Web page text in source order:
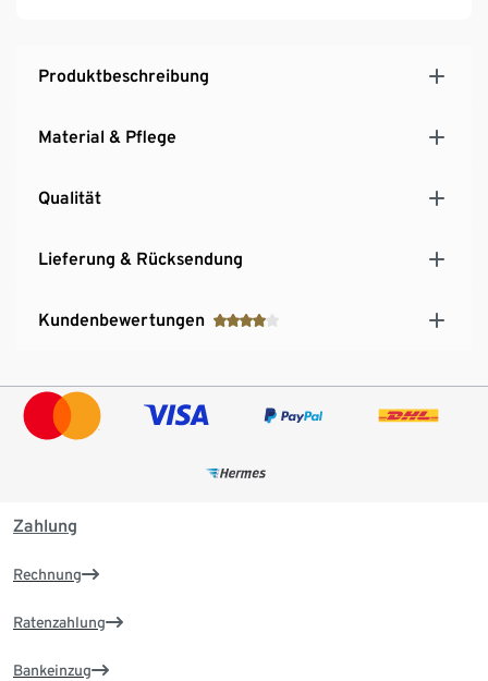
Produktbeschreibung
Material & Pflege
Qualität
Lieferung & Rücksendung
Kundenbewertungen
Zahlung
Rechnung
Ratenzahlung
Bankeinzug